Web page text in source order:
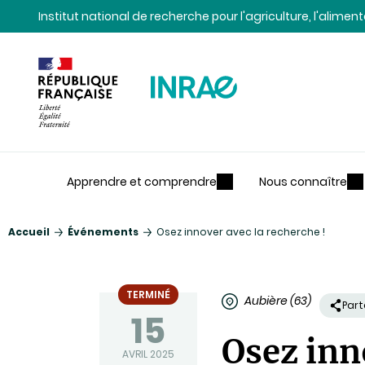
Contenu
Recherche
NavigationInstitut national de recherche pour l'agriculture,
Apprendre et comprendre Nous connaître
Accueil Événements Osez innover avec la recherche !
15
AVRIL 2025
TERMINÉ Aubière (63)
Osez